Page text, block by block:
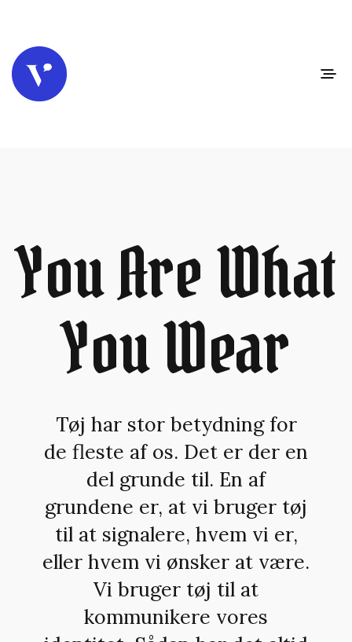
You Are What
You Wear
Tøj har stor betydning for
de fleste af os. Det er der en
del grunde til. En af
grundene er, at vi bruger tøj
til at signalere, hvem vi er,
eller hvem vi ønsker at være.
Vi bruger tøj til at
kommunikere vores